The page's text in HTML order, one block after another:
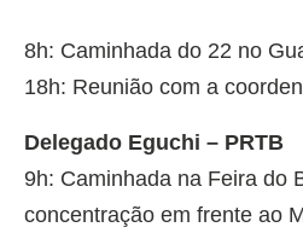
8h: Caminhada do 22 no
18h: Reunião com a
Delegado Eguchi – PRTB
9h: Caminhada na Feira do
concentração em frente ao